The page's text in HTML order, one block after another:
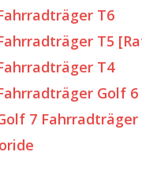
T6
T5
T4
Golf 6
7 Fahrradträger